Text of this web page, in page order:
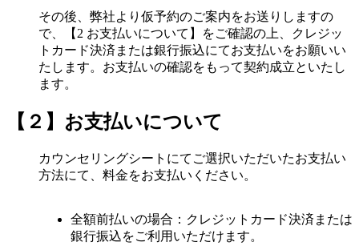
その後、弊社より仮予約のご案内をお送りしますの
で、【2 お支払いについて】をご確認の上、クレジッ
トカード決済または銀行振込にてお支払いをお願いい
たします。お支払いの確認をもって契約成立といたし
ます。
【２】お支払いについて
カウンセリングシートにてご選択いただいたお支払い
方法にて、料金をお支払いください。
全額前払いの場合：クレジットカード決済または
銀行振込をご利用いただけます。